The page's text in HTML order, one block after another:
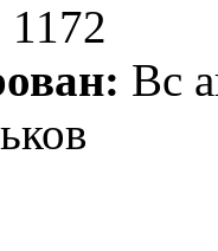
1172
Вс